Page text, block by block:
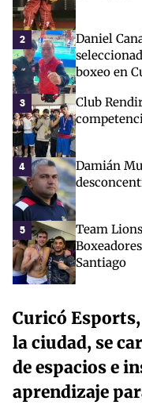
2
Daniel
boxeo en
3
Club
4
Damián
5
Team
Santiago
Curicó
la ciudad, se
de espacios e
aprendizaje